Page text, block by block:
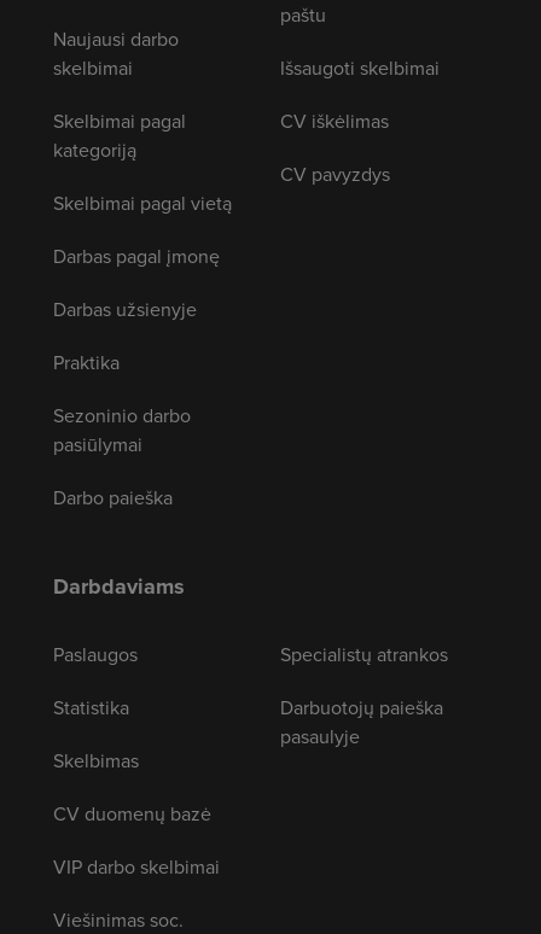
Naujausi darbo
skelbimai
Skelbimai pagal
kategoriją
Skelbimai pagal vietą
Darbas pagal įmonę
Darbas užsienyje
Praktika
Sezoninio darbo
pasiūlymai
Darbo paieška
paštu
Išsaugoti skelbimai
CV iškėlimas
CV pavyzdys
Darbdaviams
Paslaugos
Statistika
Skelbimas
CV duomenų bazė
VIP darbo skelbimai
Viešinimas soc.
Specialistų atrankos
Darbuotojų paieška
pasaulyje